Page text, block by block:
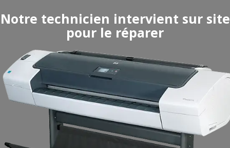
Notre technicien intervient sur site
pour le réparer